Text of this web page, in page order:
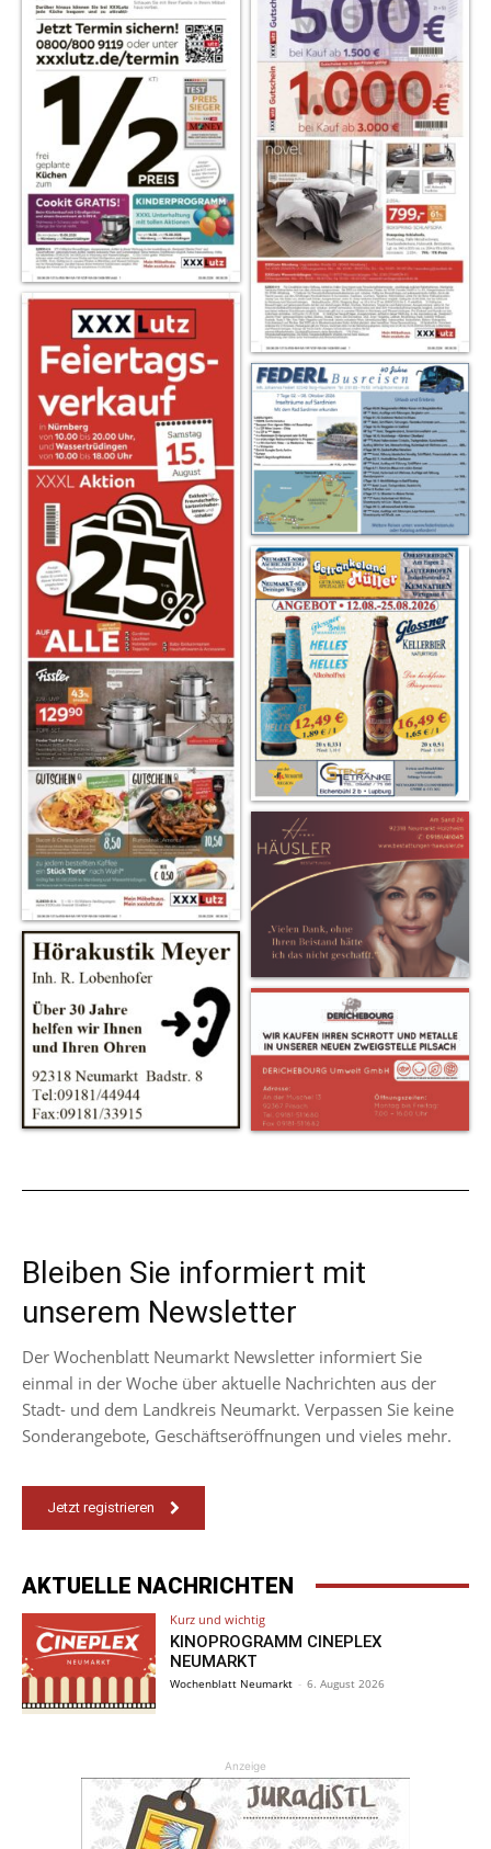
Bleiben Sie informiert mit
unserem Newsletter
Der Wochenblatt Neumarkt Newsletter informiert Sie
einmal in der Woche über aktuelle Nachrichten aus der
Stadt- und dem Landkreis Neumarkt. Verpassen Sie keine
Sonderangebote, Geschäftseröffnungen und vieles mehr.
Jetzt registrieren
AKTUELLE NACHRICHTEN
Kurz und wichtig
KINOPROGRAMM CINEPLEX
NEUMARKT
Wochenblatt Neumarkt - 6. August 2026
Anzeige